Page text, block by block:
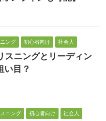
ング 初心者向け 社会人
スニングとリーディン
い目？
ニング 初心者向け 社会人